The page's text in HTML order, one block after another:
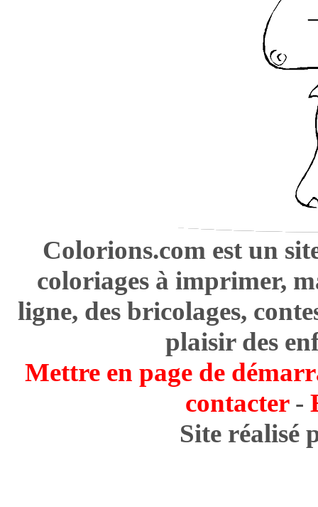
Colorions.com est un
coloriages à imprimer,
ligne, des bricolages,
plaisir des
Mettre en page de
contacter-
Site réalisé